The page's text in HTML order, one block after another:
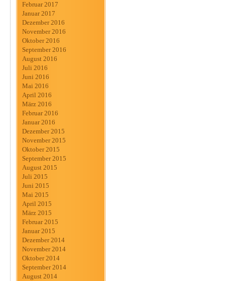
Februar 2017
Januar 2017
Dezember 2016
November 2016
Oktober 2016
September 2016
August 2016
Juli 2016
Juni 2016
Mai 2016
April 2016
März 2016
Februar 2016
Januar 2016
Dezember 2015
November 2015
Oktober 2015
September 2015
August 2015
Juli 2015
Juni 2015
Mai 2015
April 2015
März 2015
Februar 2015
Januar 2015
Dezember 2014
November 2014
Oktober 2014
September 2014
August 2014